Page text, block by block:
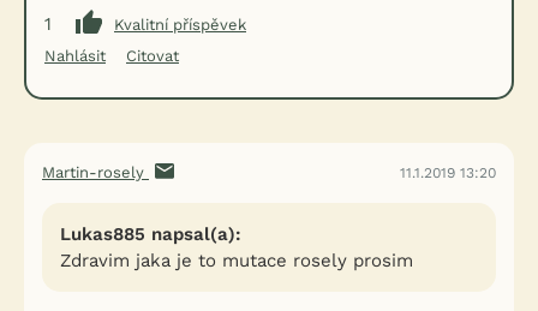
1
Kvalitní příspěvek
Nahlásit
Citovat
Martin-rosely 11.1.2019 13:20
Lukas885 napsal(a):
Zdravim jaka je to mutace rosely prosim